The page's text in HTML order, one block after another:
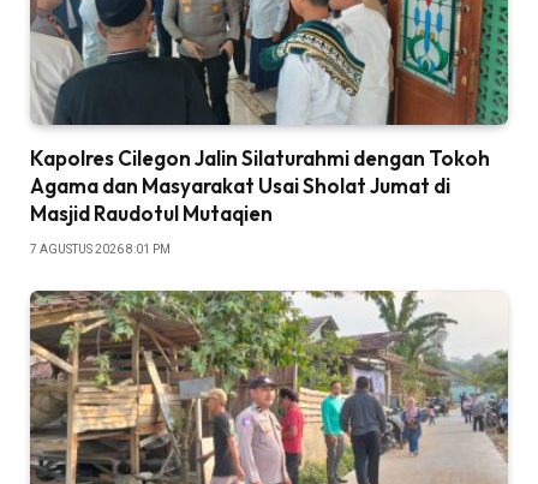
Kapolres Cilegon Jalin Silaturahmi dengan Tokoh
Agama dan Masyarakat Usai Sholat Jumat di
Masjid Raudotul Mutaqien
7 AGUSTUS 2026 8:01 PM